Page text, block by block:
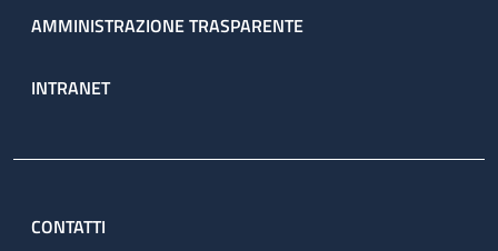
AMMINISTRAZIONE TRASPARENTE
INTRANET
CONTATTI